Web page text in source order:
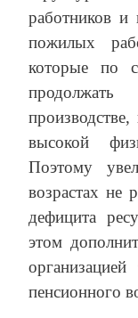
работников и
пожилых
которые по
высокой
Поэтому
возрастах не
дефицита
этом
пенсионного